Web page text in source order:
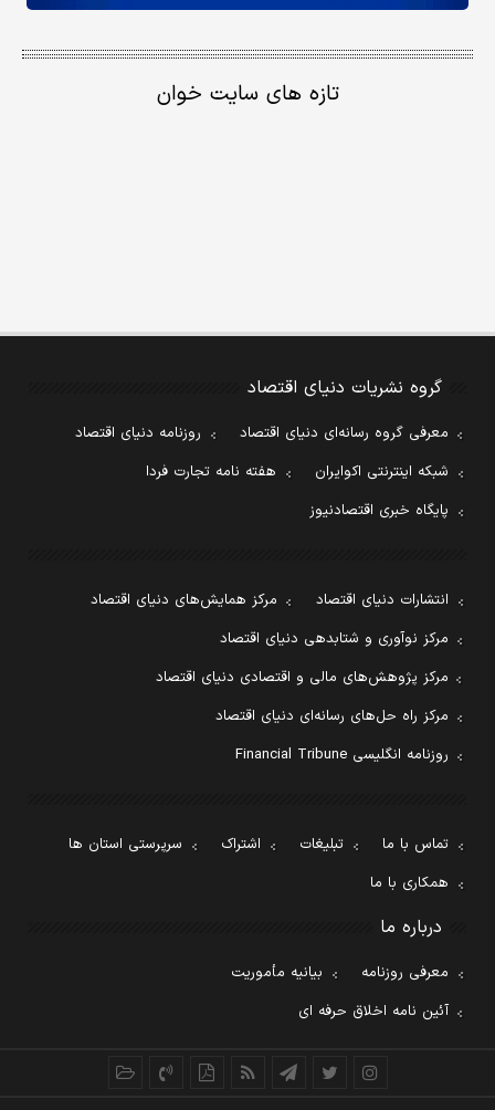
تازه های سایت خوان
گروه نشریات دنیای اقتصاد
معرفی گروه رسانه‌ای دنیای اقتصاد
روزنامه دنیای اقتصاد
شبکه اینترنتی اکوایران
هفته نامه تجارت فردا
پایگاه خبری اقتصادنیوز
انتشارات دنیای اقتصاد
مرکز همایش‌های دنیای اقتصاد
مرکز نوآوری و شتابدهی دنیای اقتصاد
مرکز پژوهش‌های مالی و اقتصادی دنیای اقتصاد
مرکز راه حل‌های رسانه‌ای دنیای اقتصاد
روزنامه انگلیسی Financial Tribune
تماس با ما تبلیغات اشتراک
سرپرستی استان ها
همکاری با ما
درباره ما
معرفی روزنامه
بیانیه مأموریت
آئین نامه اخلاق حرفه ای